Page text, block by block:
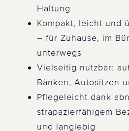
Haltung
Kompakt, leicht und
– für Zuhause, im
unterwegs
Vielseitig nutzbar:
Bänken, Autositzen
Pflegeleicht dank
strapazierfähigem
und langlebig